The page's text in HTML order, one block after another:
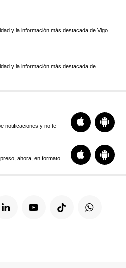
y la información más destacada de Vigo
y la información más destacada de
notificaciones y no te
ahora, en formato